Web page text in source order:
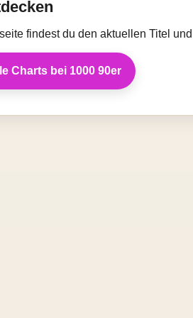
findest du den aktuellen Titel
Charts bei 1000 90er